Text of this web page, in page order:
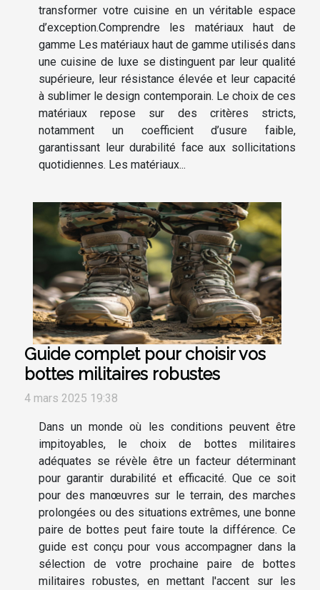
transformer votre cuisine en un véritable espace
d’exception.Comprendre les matériaux haut de
gamme Les matériaux haut de gamme utilisés dans
une cuisine de luxe se distinguent par leur qualité
supérieure, leur résistance élevée et leur capacité
à sublimer le design contemporain. Le choix de ces
matériaux repose sur des critères stricts,
notamment un coefficient d’usure faible,
garantissant leur durabilité face aux sollicitations
quotidiennes. Les matériaux...
Guide complet pour choisir vos
bottes militaires robustes
4 mars 2025 19:38
Dans un monde où les conditions peuvent être
impitoyables, le choix de bottes militaires
adéquates se révèle être un facteur déterminant
pour garantir durabilité et efficacité. Que ce soit
pour des manœuvres sur le terrain, des marches
prolongées ou des situations extrêmes, une bonne
paire de bottes peut faire toute la différence. Ce
guide est conçu pour vous accompagner dans la
sélection de votre prochaine paire de bottes
militaires robustes, en mettant l'accent sur les